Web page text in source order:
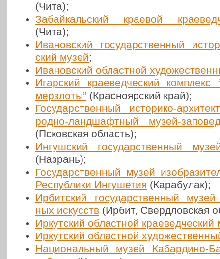
(Чита);
Забай­каль­ский краевой
(Чита);
Ива­нов­ский госу­дар­ствен­ный
ский музей;
Ива­нов­ский област­ной
Игар­ский кра­е­вед­че­ский ком­плекс
мерз­ло­ты” (Крас­но­яр­ский край);
Госу­дар­ствен­ный исто­ри­ко-
род­но-ланд­шафт­ный музей-
(Псков­ская область);
Ингуш­ский госу­дар­ствен­ный
(Назрань);
Госу­дар­ствен­ный музей
Рес­пуб­ли­ки Ингу­ше­тия (Кара­бу­лак);
Ирбит­ский госу­дар­ствен­ный
ных искусств (Ирбит, Сверд­лов­ская
Иркут­ский област­ной кра­е­вед­че­ский
Иркут­ский област­ной
Наци­о­наль­ный музей Кабар­ди­но-